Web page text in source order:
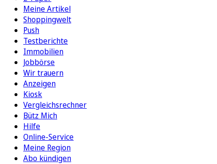
Meine Artikel
Shoppingwelt
Push
Testberichte
Immobilien
Jobbörse
Wir trauern
Anzeigen
Kiosk
Vergleichsrechner
Bütz Mich
Hilfe
Online-Service
Meine Region
Abo kündigen